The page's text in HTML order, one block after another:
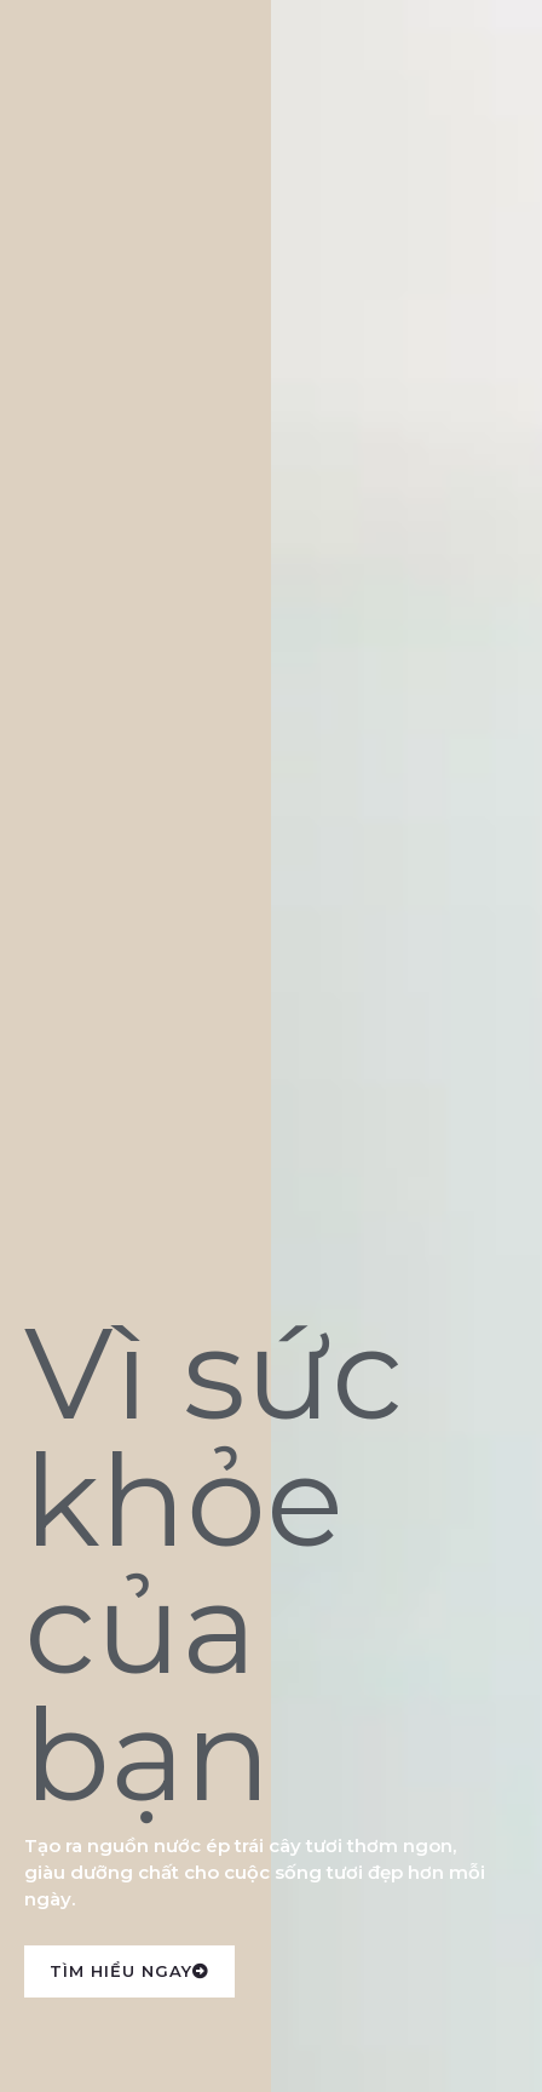
Vì sức
khỏe
của
bạn
Tạo ra nguồn nước ép trái cây tươi thơm ngon,
giàu dưỡng chất cho cuộc sống tươi đẹp hơn mỗi
ngày.
TÌM HIỂU NGAY